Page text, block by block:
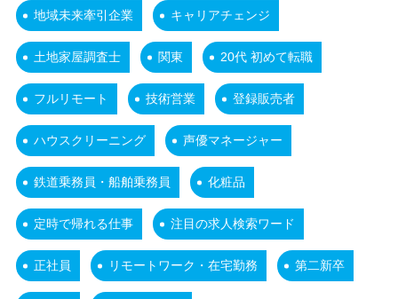
地域未来牽引企業 キャリアチェンジ
土地家屋調査士 関東 20代 初めて転職
フルリモート 技術営業 登録販売者
ハウスクリーニング 声優マネージャー
鉄道乗務員・船舶乗務員 化粧品
定時で帰れる仕事 注目の求人検索ワード
正社員 リモートワーク・在宅勤務 第二新卒